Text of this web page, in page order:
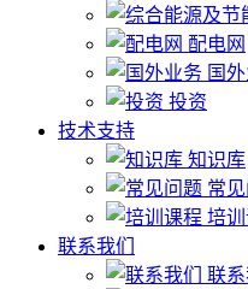
配电网
国
投资
技术支持
知识库
常
培
联系我们
联系